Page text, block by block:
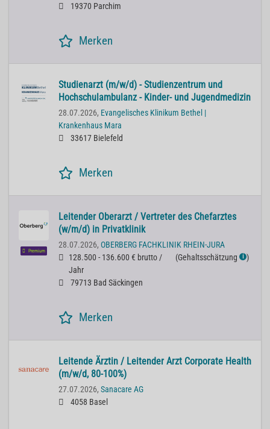
19370 Parchim
Merken
Studienarzt (m/w/d) - Studienzentrum und
Hochschulambulanz - Kinder- und Jugendmedizin
28.07.2026, Evangelisches Klinikum Bethel |
Krankenhaus Mara
33617 Bielefeld
Merken
Premium
Leitender Oberarzt / Vertreter des Chefarztes
(w/m/d) in Privatklinik
28.07.2026, OBERBERG FACHKLINIK RHEIN-JURA
128.500 - 136.600 € brutto /
Jahr
(Gehaltsschätzung ℹ )
79713 Bad Säckingen
Merken
Lei­ten­de Ärz­tin / Lei­ten­der Arzt Cor­po­ra­te He­alth
(m/w/d, 80-100%)
27.07.2026, Sanacare AG
4058 Basel